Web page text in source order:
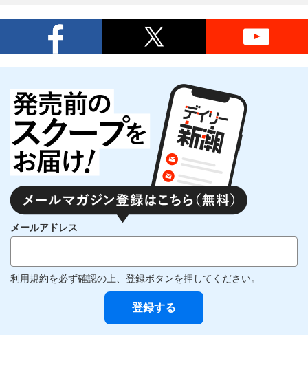
メールアドレス
利用規約を必ず確認の上、登録ボタンを押してください。